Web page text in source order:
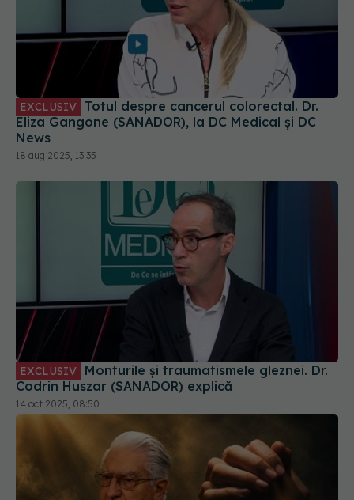
EXCLUSIV
Eliza Gangone (SANADOR), la DC Medical și DC
News
18 aug 2025, 13:35
EXCLUSIV
Codrin Huszar (SANADOR) explică
14 oct 2025, 08:50